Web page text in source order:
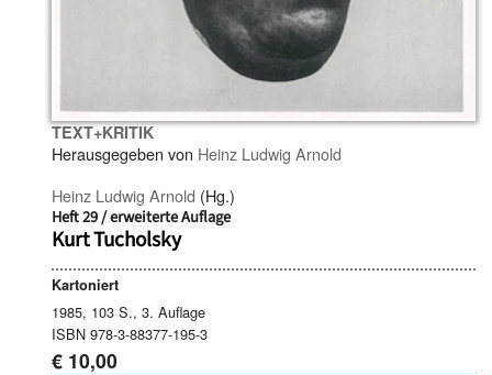
TEXT+KRITIK
Herausgegeben von Heinz Ludwig Arnold
Heinz Ludwig Arnold (Hg.)
Heft 29 / erweiterte Auflage
Kurt Tucholsky
Kartoniert
1985, 103 S., 3. Auflage
ISBN 978-3-88377-195-3
€ 10,00